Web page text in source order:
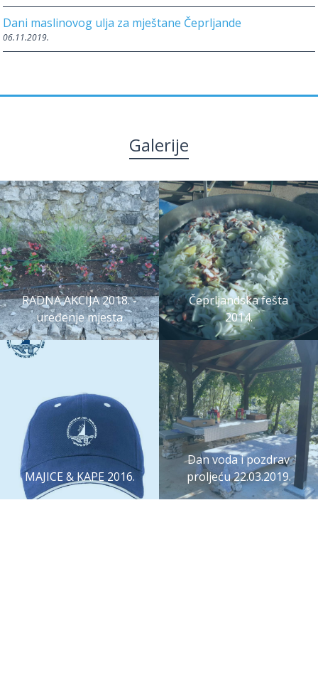
Dani maslinovog ulja za mještane Čeprljande
06.11.2019.
Galerije
RADNA AKCIJA 2018. -
uređenje mjesta
Čeprljandska fešta
2014.
MAJICE & KAPE 2016.
Dan voda i pozdrav
proljeću 22.03.2019.